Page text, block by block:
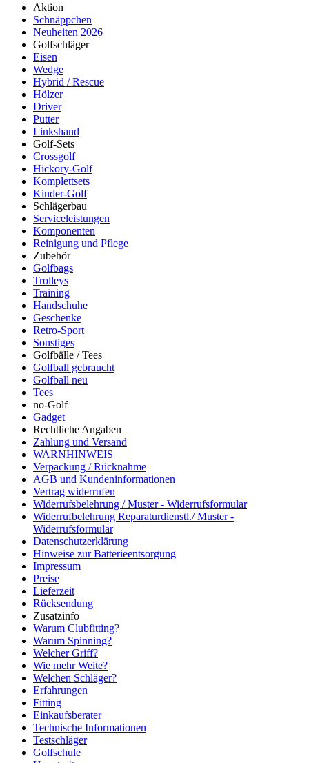
Aktion
Schnäppchen
Neuheiten 2026
Golfschläger
Eisen
Wedge
Hybrid / Rescue
Hölzer
Driver
Putter
Linkshand
Golf-Sets
Crossgolf
Hickory-Golf
Komplettsets
Kinder-Golf
Schlägerbau
Serviceleistungen
Komponenten
Reinigung und Pflege
Zubehör
Golfbags
Trolleys
Training
Handschuhe
Geschenke
Retro-Sport
Sonstiges
Golfbälle / Tees
Golfball gebraucht
Golfball neu
Tees
no-Golf
Gadget
Rechtliche Angaben
Zahlung und Versand
WARNHINWEIS
Verpackung / Rücknahme
AGB und Kundeninformationen
Vertrag widerrufen
Widerrufsbelehrung / Muster - Widerrufsformular
Widerrufbelehrung Reparaturdienstl./ Muster -
Widerrufsformular
Datenschutzerklärung
Hinweise zur Batterieentsorgung
Impressum
Preise
Lieferzeit
Rücksendung
Zusatzinfo
Warum Clubfitting?
Warum Spinning?
Welcher Griff?
Wie mehr Weite?
Welchen Schläger?
Erfahrungen
Fitting
Einkaufsberater
Technische Informationen
Testschläger
Golfschule